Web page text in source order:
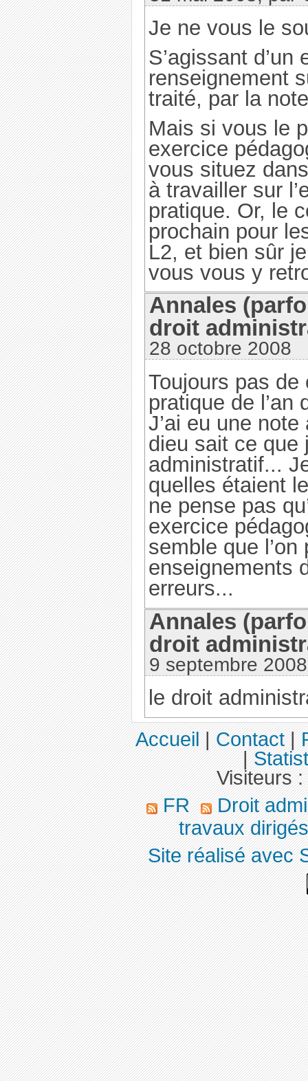
Je ne vous le
S’agissant
renseignement
traité, par la
Mais si vous le
exercice
vous situez
à travailler sur
pratique. Or, le
prochain pour
L2, et bien sûr
vous vous y
Annales
droit
28 octobre 2008
Toujours pas
pratique de l’an
J’ai eu une
dieu sait ce que
administratif...
quelles étaient
ne pense pas
exercice
semble que
enseignements
erreurs...
Annales
droit
9 septembre
le droit
Accueil|Contact|
|
Visiteurs :
FR
Droit
travaux dirigés
Site réalisé avec